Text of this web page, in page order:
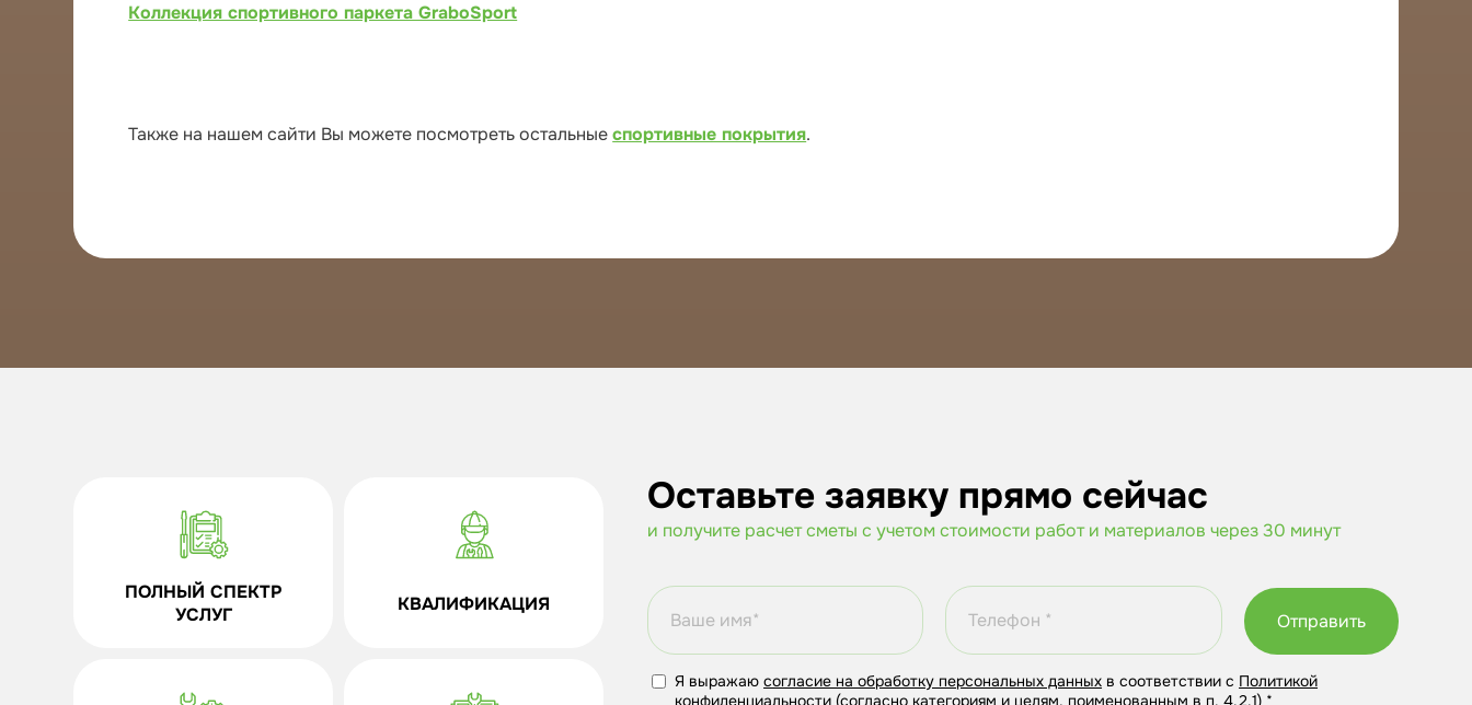
Коллекция спортивного паркета GraboSport
Также на нашем сайти Вы можете посмотреть остальныеспортивные покрытия.
Оставьте заявку прямо сейчас
и получите расчет сметы с учетом стоимости работ и материалов через 30 минут
Отправить
Я выражаюсогласие на обработку персональных данных в соответствии с Политикой
конфиденциальности (согласно категориям и целям, поименованным в п. 4.2.1) *
ПОЛНЫЙ СПЕКТР
УСЛУГ
КВАЛИФИКАЦИЯ